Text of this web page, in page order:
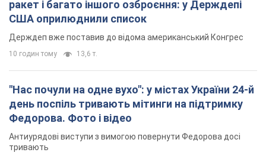
ракет і багато іншого озброєння: у Держдепі
США оприлюднили список
Держдеп вже поставив до відома американський Конгрес
10 годин тому 13,6 т.
"Нас почули на одне вухо": у містах України 24-й
день поспіль тривають мітинги на підтримку
Федорова. Фото і відео
Антиурядові виступи з вимогою повернути Федорова досі
тривають